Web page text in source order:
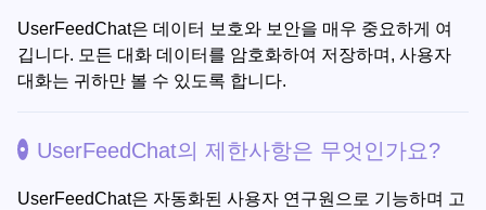
UserFeedChat은 데이터 보호와 보안을 매우 중요하게 여
깁니다. 모든 대화 데이터를 암호화하여 저장하며, 사용자
대화는 귀하만 볼 수 있도록 합니다.
UserFeedChat의 제한사항은 무엇인가요?
UserFeedChat은 자동화된 사용자 연구원으로 기능하며 고